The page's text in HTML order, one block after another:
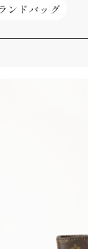
ンドバッグ